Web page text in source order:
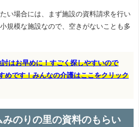
い場合には、まず施設の資料請求を行い
規模な施設なので、空きがないことも多
はお早めに！すごく探しやすいので
めです！みんなの介護はここをクリック
のりの里の資料のもらい